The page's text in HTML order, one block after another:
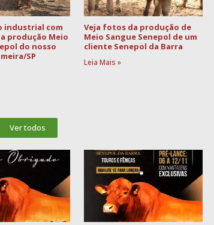
industrial com
produção Meio
do nosso
SP
Veja fotos da produção de
Meio Sangue Senepol de um
cliente Senepol da Barra
Leia Mais »
Ver todos